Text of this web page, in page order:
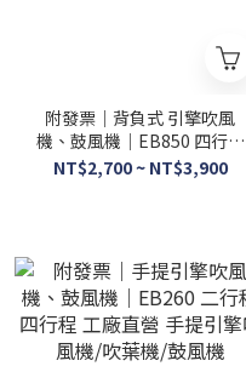
附發票｜背負式 引擎吹風
機、鼓風機｜EB850 四行程
二行程 工廠直營 手提引擎吹
NT$2,700 ~ NT$3,900